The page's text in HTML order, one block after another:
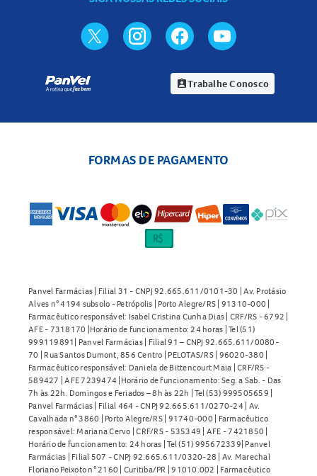
assignment_indTrabalhe Conosco
FORMAS DE PAGAMENTO
Panvel Farmácias | Filial 31 - CNPJ 92.665.611/0101-30 | Av. Protásio
Alves n° 4194 subsolo - Petrópolis | Porto Alegre/RS | 91310-000 |
Farmacêutico responsável: Isabel Cristina Cunha Dias | CRF/RS - 6792 |
AFE - 7318170 |Horário de funcionamento: 24 horas | Tel (51)
999119891| Panvel Farmácias | Filial 91 – CNPJ 92.665.611/0080-
70 | Rua Santos Dumont, 856 Centro | PELOTAS/RS | 96020-380 |
Farmacêutico responsável: Daniela de Bittencourt Maia | CRF/RS -
589427 | AFE 7239474 |Horário de funcionamento: Seg. a Sab. - Das
7h às 22h. Domingos e Feriados – 8h às 22h | Tel (53) 999505659 |
Panvel Farmácias | Filial 464 - CNPJ 92.665.611/0270-24 | Av.
Cavalhada n° 3860 | Porto Alegre/RS | 91740-000 | Farmacêutico
responsável: Mariana Cervo | CRF/RS - 535349 | AFE - 7421850 |
Horário de funcionamento: 24 horas | Tel (51) 995672339| Panvel
Farmácias | Filial 507 - CNPJ 92.665.611/0320-28 | Av. Marechal
Floriano Peixoto n° 2160 | Curitiba/PR | 91010.002 | Farmacêutico